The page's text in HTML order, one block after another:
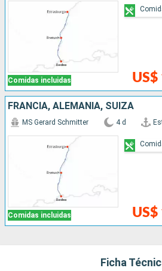
Comidas incluidas US$
FRANCIA, ALEMANIA, SUIZA
Comidas incluidas
MS Gerard Schmitter 4 d
US$
Ficha